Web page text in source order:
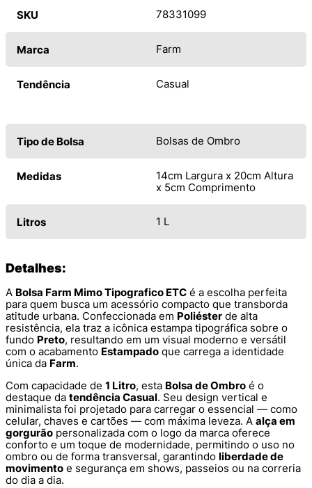
SKU 78331099
Marca Farm
Tendência Casual
Tipo de Bolsa Bolsas de Ombro
Medidas
14cm Largura x 20cm Altura
x 5cm Comprimento
Litros 1 L
Detalhes:
A Bolsa Farm Mimo Tipografico ETC é a escolha perfeita
para quem busca um acessório compacto que transborda
atitude urbana. Confeccionada em Poliéster de alta
resistência, ela traz a icônica estampa tipográfica sobre o
fundo Preto, resultando em um visual moderno e versátil
com o acabamento Estampado que carrega a identidade
única da Farm.
Com capacidade de 1 Litro, esta Bolsa de Ombro é o
destaque da tendência Casual. Seu design vertical e
minimalista foi projetado para carregar o essencial — como
celular, chaves e cartões — com máxima leveza. A alça em
gorgurão personalizada com o logo da marca oferece
conforto e um toque de modernidade, permitindo o uso no
ombro ou de forma transversal, garantindo liberdade de
movimento e segurança em shows, passeios ou na correria
do dia a dia.